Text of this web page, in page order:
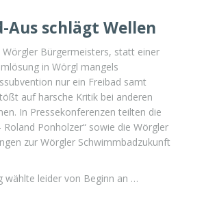
Aus schlägt Wellen
Wörgler Bürgermeisters, statt einer
in Wörgl mangels
nur ein Freibad samt
auf harsche Kritik bei anderen
In Pressekonferenzen teilten die
Roland Ponholzer“ sowie die Wörgler
zur Wörgler Schwimmbadzukunft
wählte leider von Beginn an …